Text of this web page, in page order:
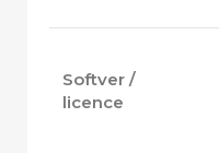
Softver /
licence